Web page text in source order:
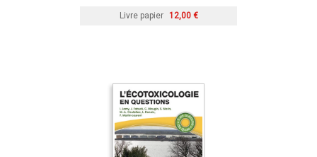
Livre papier 12,00 €